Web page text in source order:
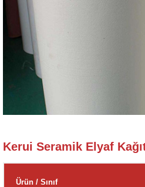
Kerui Seramik Elyaf
Ürün / Sınıf